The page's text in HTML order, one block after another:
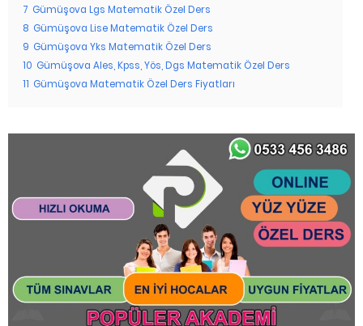
7 Gümüşova Lgs Matematik Özel Ders
8 Gümüşova Lise Matematik Özel Ders
9 Gümüşova Yks Matematik Özel Ders
10 Gümüşova Ales, Kpss, Yös, Dgs Matematik Özel Ders
11 Gümüşova Matematik Özel Ders Fiyatları